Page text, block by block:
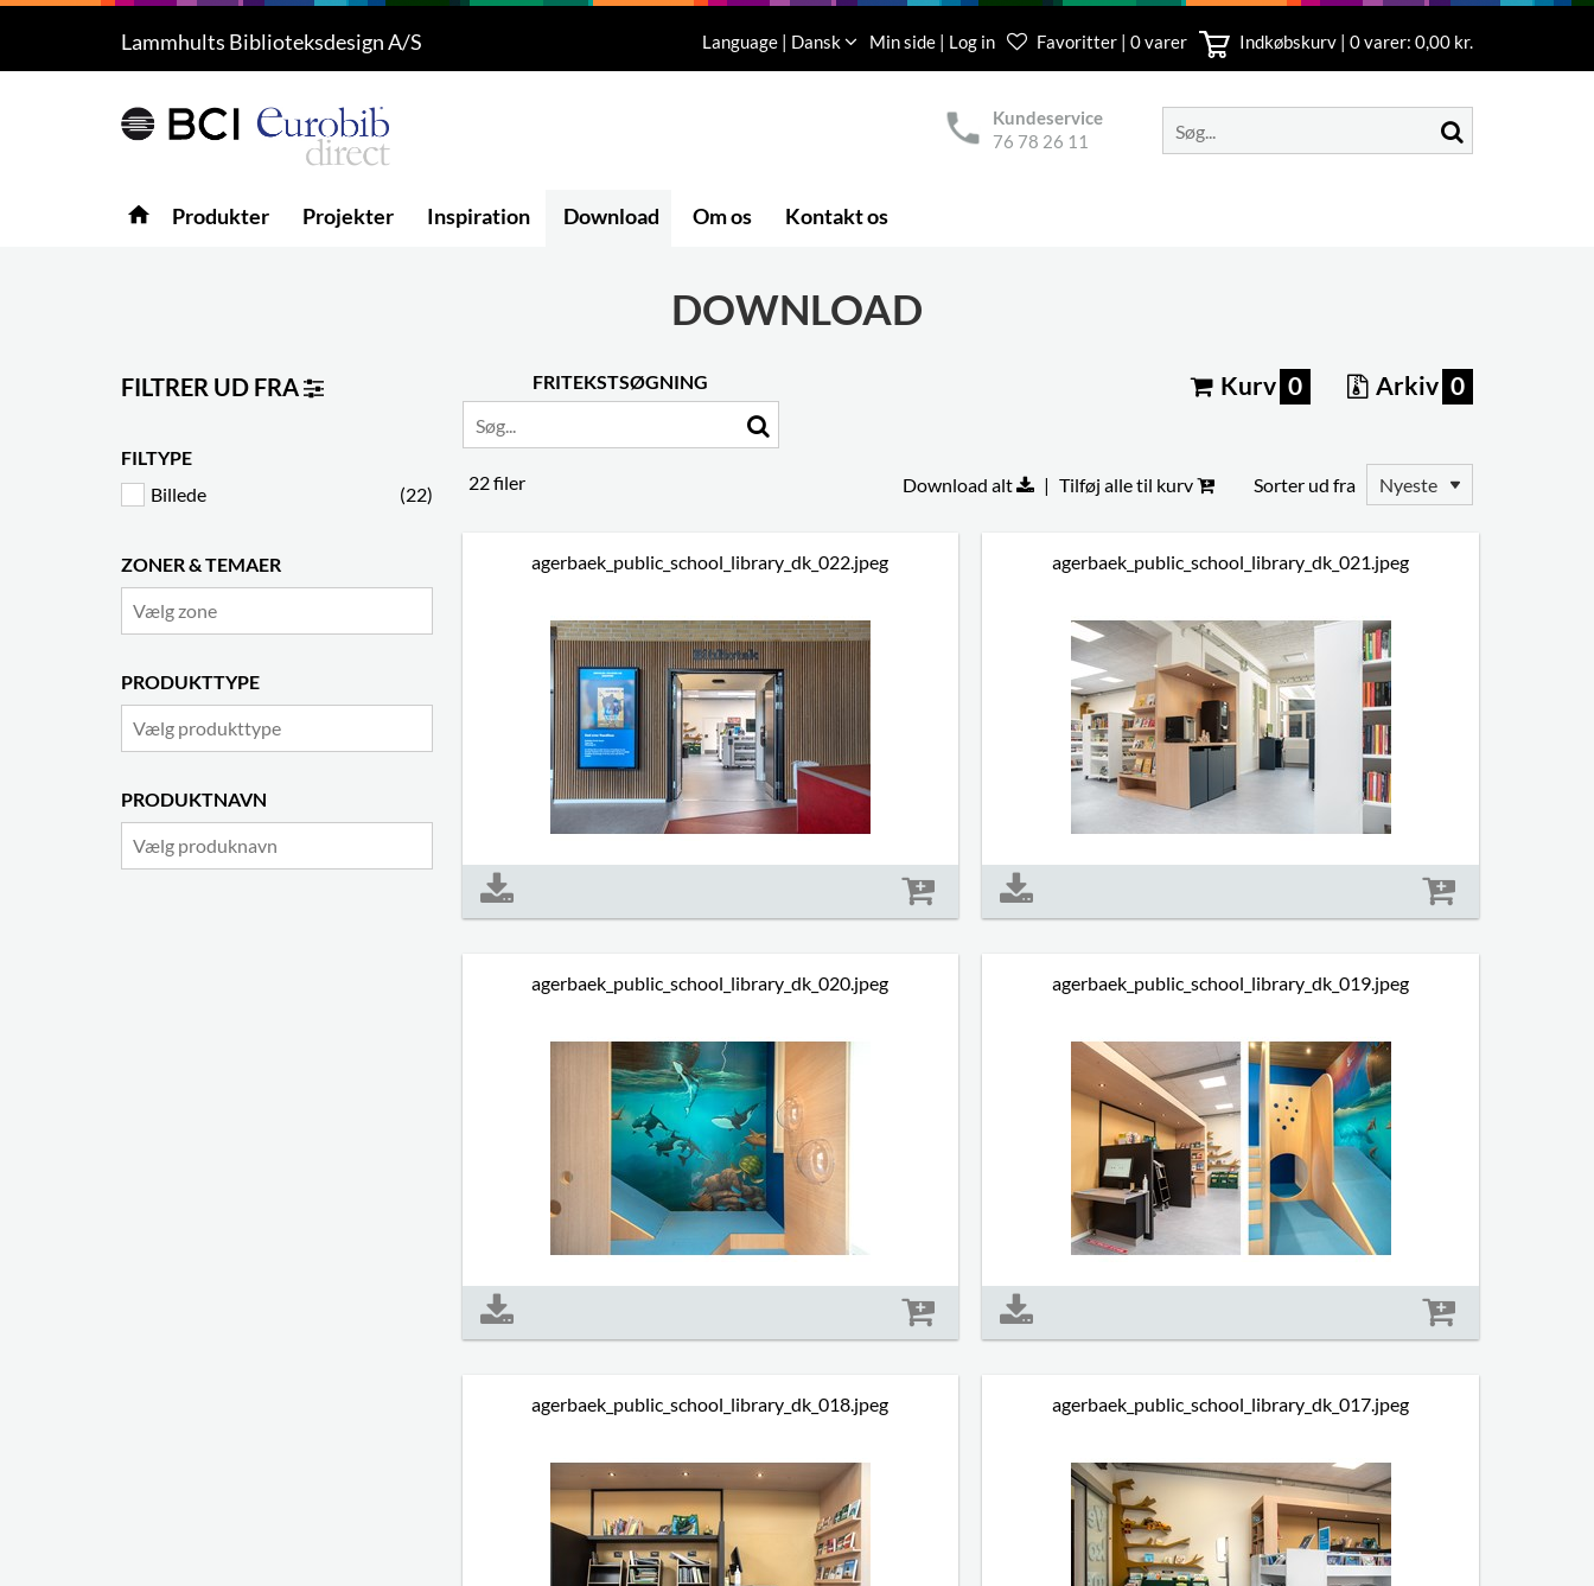
5
Produkter
Lammhults Biblioteksdesign A/S Language | Dansk Min side | Log in Favoritter | 0 varer Indkøbskurv | 0varer: 0,00 kr.
Kundeservice
76 78 26 11
home Produkter Projekter Inspiration Download Om os Kontakt os
DOWNLOAD
FRITEKSTSØGNING Kurv 0 Arkiv 0
FILTRER UD FRA
FILTYPE
Billede
(22)
ZONER & TEMAER
PRODUKTTYPE
PRODUKTNAVN
22 filer Download alt | Tilføj alle til kurv Sorter ud fra
agerbaek_public_school_library_dk_022.jpeg
Størrelse: 1392 kb
agerbaek_public_school_library_dk_021.jpeg
Størrelse: 878 kb
agerbaek_public_school_library_dk_020.jpeg
Størrelse: 1077 kb
agerbaek_public_school_library_dk_019.jpeg
Størrelse: 1054 kb
agerbaek_public_school_library_dk_018.jpeg agerbaek_public_school_library_dk_017.jpeg